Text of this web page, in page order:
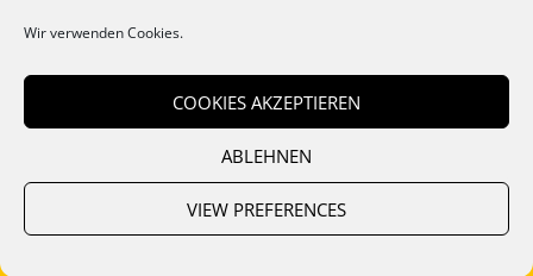
Wir verwenden Cookies.
COOKIES AKZEPTIEREN
ABLEHNEN
VIEW PREFERENCES
Digitalisierung
Mediadaten Cookies Datenschutz